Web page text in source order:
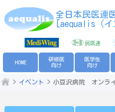
全日本民医連
[aequalis（イ
民医連
HOME
研修医
向け
医学生
向け
イベント 小豆沢病院 オンラ